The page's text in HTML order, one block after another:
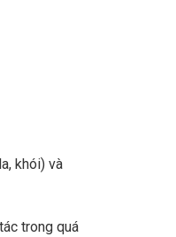
khói) và
trong quá